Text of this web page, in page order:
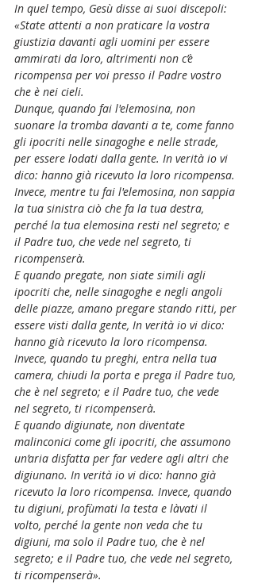
In quel tempo, Gesù disse ai suoi discepoli:
«State attenti a non praticare la vostra
giustizia davanti agli uomini per essere
ammirati da loro, altrimenti non c’è
ricompensa per voi presso il Padre vostro
che è nei cieli.
Dunque, quando fai l'elemosina, non
suonare la tromba davanti a te, come fanno
gli ipocriti nelle sinagoghe e nelle strade,
per essere lodati dalla gente. In verità io vi
dico: hanno già ricevuto la loro ricompensa.
Invece, mentre tu fai l'elemosina, non sappia
la tua sinistra ciò che fa la tua destra,
perché la tua elemosina resti nel segreto; e
il Padre tuo, che vede nel segreto, ti
ricompenserà.
E quando pregate, non siate simili agli
ipocriti che, nelle sinagoghe e negli angoli
delle piazze, amano pregare stando ritti, per
essere visti dalla gente, In verità io vi dico:
hanno già ricevuto la loro ricompensa.
Invece, quando tu preghi, entra nella tua
camera, chiudi la porta e prega il Padre tuo,
che è nel segreto; e il Padre tuo, che vede
nel segreto, ti ricompenserà.
E quando digiunate, non diventate
malinconici come gli ipocriti, che assumono
un’aria disfatta per far vedere agli altri che
digiunano. In verità io vi dico: hanno già
ricevuto la loro ricompensa. Invece, quando
tu digiuni, profùmati la testa e làvati il
volto, perché la gente non veda che tu
digiuni, ma solo il Padre tuo, che è nel
segreto; e il Padre tuo, che vede nel segreto,
ti ricompenserà».